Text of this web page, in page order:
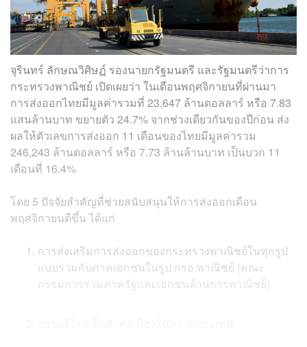
จุรินทร์ ลักษณวิศิษฏ์ รองนายกรัฐมนตรี และรัฐมนตรีว่าการ
กระทรวงพาณิชย์ เปิดเผยว่า ในเดือนพฤศจิกายนที่ผ่านมา
การส่งออกไทยมีมูลค่ารวมที่ 23,647 ล้านดอลลาร์ หรือ 7.83
แสนล้านบาท ขยายตัว 24.7% จากช่วงเดียวกันของปีก่อน ส่ง
ผลให้ตัวเลขการส่งออก 11 เดือนของไทยมีมูลค่ารวม
246,243 ล้านดอลลาร์ หรือ 7.73 ล้านล้านบาท เป็นบวก 11
เดือนที่ 16.4%
โดย 5 ปัจจัยสำคัญที่ช่วยสนับสนุนให้การส่งออกเดือน
พฤศจิกายนดีขึ้น ได้แก่
การส่งเสริมการส่งออกของกระทรวงพาณิชย์ในทุกรูป
แบบร่วมกับภาคเอกชนในรูป กรอ.พาณิชย์ (คณะ
กรรมการร่วมภาครัฐและเอกชนด้านการพาณิชย์)